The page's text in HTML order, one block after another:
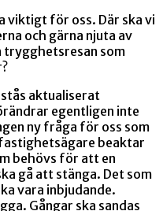
viktigt för oss. Där ska vi
och gärna njuta av
trygghetsresan som
aktualiserat
egentligen inte
ny fråga för oss som
beaktar
behövs för att en
gå att stänga. Det som
vara inbjudande.
Gångar ska sandas